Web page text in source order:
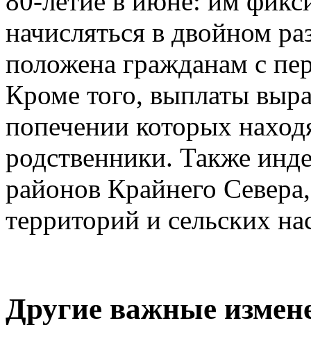
начисляться в двойном
положена гражданам с
Кроме того, выплаты
попечении которых
родственники. Также
районов Крайнего
территорий и сельских
Другие важные